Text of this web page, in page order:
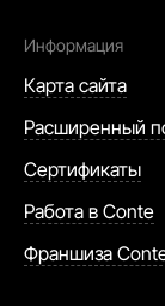
Информация
Карта сайта
Расширенный
Сертификаты
Работа в Conte
Франшиза